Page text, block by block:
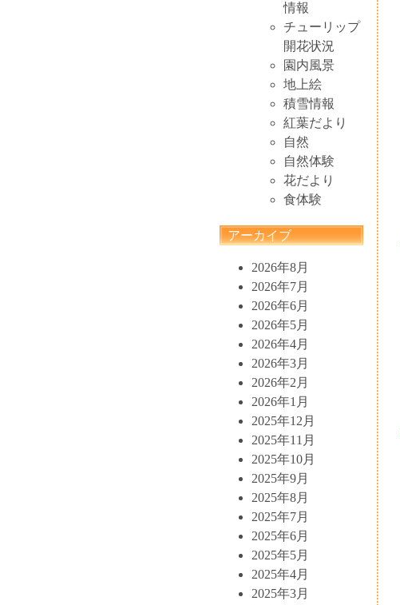
情報
チューリップ
開花状況
園内風景
地上絵
積雪情報
紅葉だより
自然
自然体験
花だより
食体験
アーカイブ
2026年8月
2026年7月
2026年6月
2026年5月
2026年4月
2026年3月
2026年2月
2026年1月
2025年12月
2025年11月
2025年10月
2025年9月
2025年8月
2025年7月
2025年6月
2025年5月
2025年4月
2025年3月